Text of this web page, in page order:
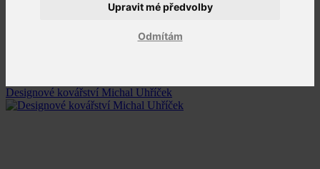
Odmítám
Upravit mé předvolby
Designové kovářství Michal Uhříček